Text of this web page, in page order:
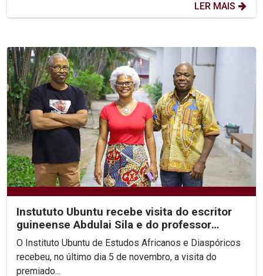
LER MAIS
Instututo Ubuntu recebe visita do escritor
guineense Abdulai Sila e do professor
Arnaldo Sucuma
O Instituto Ubuntu de Estudos Africanos e Diaspóricos
recebeu, no último dia 5 de novembro, a visita do
premiado...